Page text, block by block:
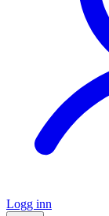
Logg inn